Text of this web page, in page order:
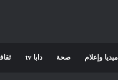
ميديا وإعلام صحة دابا tv